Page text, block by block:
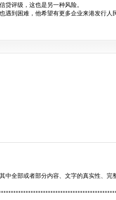
评级，这也是另一种风险。
到困难，他希望有更多企业来港发行人
全部或者部分内容、文字的真实性、